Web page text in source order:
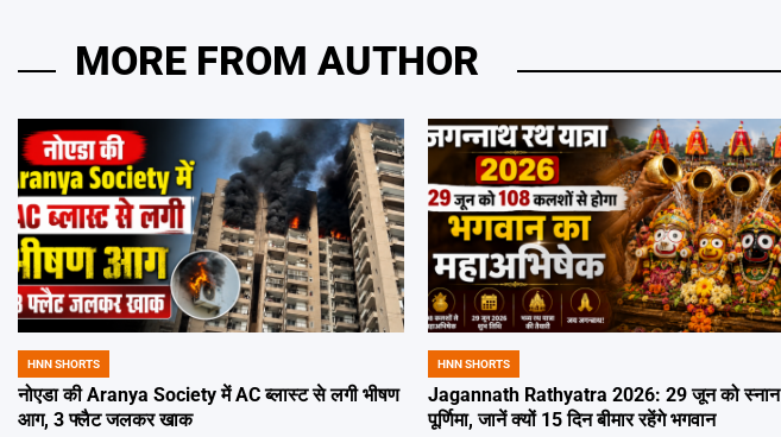
MORE FROM AUTHOR
POSTED
IN
HNN SHORTS
नोएडा की Aranya Society में AC ब्लास्ट से लगी भीषण
आग, 3 फ्लैट जलकर खाक
POSTED
IN
HNN SHORTS
Jagannath Rathyatra 2026: 29 जून को स्नान
पूर्णिमा, जानें क्यों 15 दिन बीमार रहेंगे भगवान